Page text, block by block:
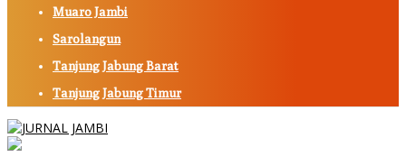
Muaro Jambi
Sarolangun
Tanjung Jabung Barat
Tanjung Jabung Timur